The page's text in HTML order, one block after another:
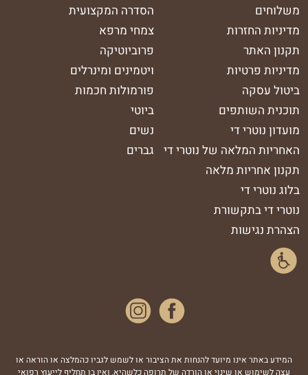
משלוחים
מדיניות החזרות
תקנון האתר
מדיניות פרטיות
ביטול עסקה
תוכנית השותפים
מועדון נוטרי די
האחריות המלאה של נוטרי די
תקנון אחריות מלאה
בלוג נוטרי די
נוטרי די בתקשורת
הצהרת נגישות
הסדרה המקצועית
צמחי מרפא
פרוביוטיקה
ויטמינים ומינרלים
פורמולות חכמות
ביוטי
נשים
גברים
המידע באתר אינו מיועד להנחות את הציבור או לשמש לגביו כהמלצה או הוראה או
עצה לשימוש או שינוי או הורדה של תרופה כלשהיא, ואין בו תחליף לייעוץ רפואי